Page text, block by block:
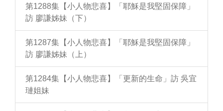
第1288集【小人物悲喜】「耶穌是我堅固保障」
訪 廖謙姊妹（下）
第1287集【小人物悲喜】「耶穌是我堅固保障」
訪 廖謙姊妹（上）
第1284集【小人物悲喜】「更新的生命」訪 吳宜
璉姐妹